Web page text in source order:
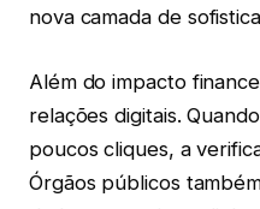
nova camada de
Além do impacto
relações digitais.
poucos cliques, a
Órgãos públicos